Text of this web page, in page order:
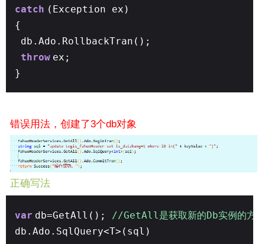
catch (Exception ex)
{
db.Ado.RollbackTran();
throw ex;
}
错误用法，创建了3个db对象
正确写法
var db=GetAll();
//GetAll是获取新的Db实例的方法
db.Ado.SqlQuery<T>(sql)